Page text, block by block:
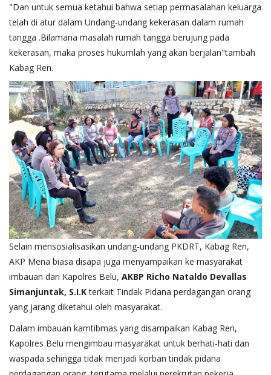
"Dan untuk semua ketahui bahwa setiap permasalahan keluarga
telah di atur dalam Undang-undang kekerasan dalam rumah
tangga .Bilamana masalah rumah tangga berujung pada
kekerasan, maka proses hukumlah yang akan berjalan"tambah
Kabag Ren.
Selain mensosialisasikan undang-undang PKDRT, Kabag Ren,
AKP Mena biasa disapa juga menyampaikan ke masyarakat
imbauan dari Kapolres Belu, AKBP Richo Nataldo Devallas
Simanjuntak, S.I.Kterkait Tindak Pidana perdagangan orang
yang jarang diketahui oleh masyarakat.
Dalam imbauan kamtibmas yang disampaikan Kabag Ren,
Kapolres Belu mengimbau masyarakat untuk berhati-hati dan
waspada sehingga tidak menjadi korban tindak pidana